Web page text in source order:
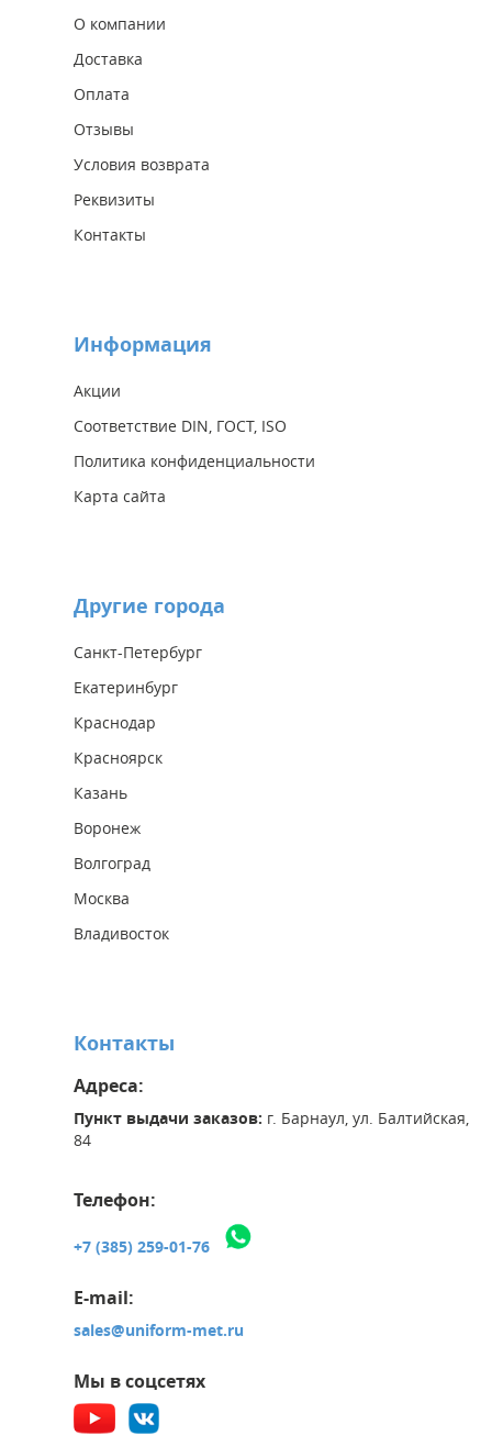
О компании
Доставка
Оплата
Отзывы
Условия возврата
Реквизиты
Контакты
Информация
Акции
Соответствие DIN, ГОСТ, ISO
Политика конфиденциальности
Карта сайта
Другие города
Санкт-Петербург
Екатеринбург
Краснодар
Красноярск
Казань
Воронеж
Волгоград
Москва
Владивосток
Контакты
Адреса:
Пункт выдачи заказов: г. Барнаул, ул. Балтийская,
84
Телефон:
+7 (385) 259-01-76
E-mail:
sales@uniform-met.ru
Мы в соцсетях